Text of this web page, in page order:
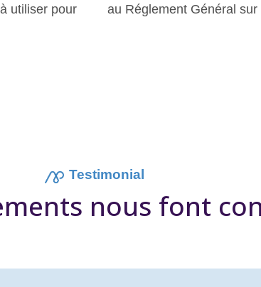
utiliser pour
au Réglement Général
Testimonial
nous font